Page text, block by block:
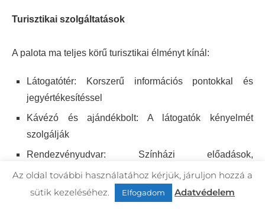
Turisztikai szolgáltatások
A palota ma teljes körű turisztikai élményt kínál:
Látogatótér: Korszerű információs pontokkal és
jegyértékesítéssel​
Kávézó és ajándékbolt: A látogatók kényelmét
szolgálják
Rendezvényudvar: Színházi előadások,
hangversenyek és egyéb kulturális események
színhelye
Az oldal további használatához kérjük, járuljon hozzá a
sütik kezeléséhez.
Elfogadom Adatvédelem